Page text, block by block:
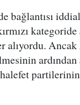
bağlantısı
alıyordu.
ardından